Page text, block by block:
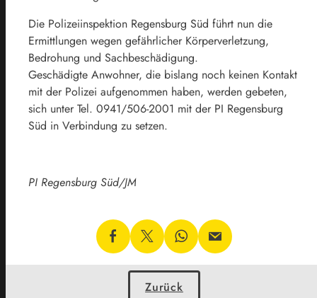
Die Polizeiinspektion Regensburg Süd führt nun die
Ermittlungen wegen gefährlicher Körperverletzung,
Bedrohung und Sachbeschädigung.
Geschädigte Anwohner, die bislang noch keinen Kontakt
mit der Polizei aufgenommen haben, werden gebeten,
sich unter Tel. 0941/506-2001 mit der PI Regensburg
Süd in Verbindung zu setzen.
PI Regensburg Süd/JM
Zurück